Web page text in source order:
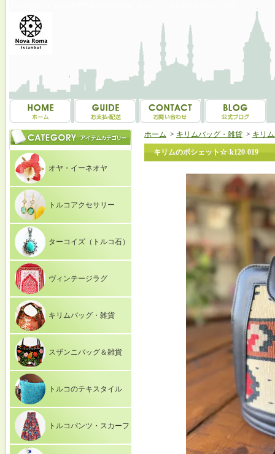
オヤ・イーネオヤ
トルコアクセサリー
ターコイズ（トルコ石）
ヴィンテージラグ
キリムバッグ・雑貨
スザンニバッグ＆雑貨
トルコのテキスタイル
トルコパンツ・スカーフ
ホーム > キリムバッグ・雑貨 > キリ
キリムのポシェット☆-k120-019